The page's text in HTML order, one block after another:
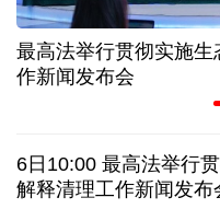
金价大反弹！黄金以
泰国发生校园枪击案 致
最高法举行贯彻实施
作新闻发布会
6日10:00 最高法举行
解释清理工作新闻发布